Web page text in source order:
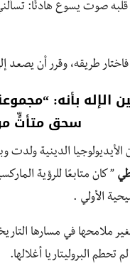
صوت يسوع هادئًا:
طريقه، وقرر أن يصعد
الإله بأنه:
سحق متأتٍّ
الأيديولوجيا الدينية
” كان متابعًا للرؤية
الأولي .
ملامحها في مسارها
البروليتاريا أغلالها.